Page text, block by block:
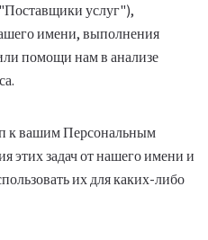
услуг"),
имени, выполнения
помощи нам в анализе
к вашим Персональным
этих задач от нашего имени и
их для каких-либо